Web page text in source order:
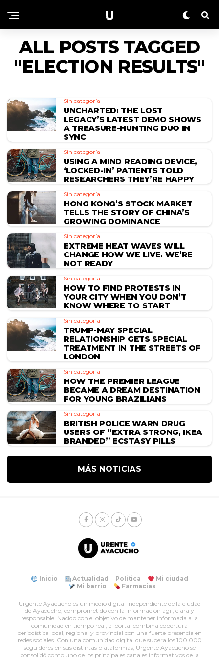
ALL POSTS TAGGED
"ELECTION RESULTS"
Sin categoría
UNCHARTED: THE LOST
LEGACY’S LATEST DEMO SHOWS
A TREASURE-HUNTING DUO IN
SYNC
Sin categoría
USING A MIND READING DEVICE,
‘LOCKED-IN’ PATIENTS TOLD
RESEARCHERS THEY’RE HAPPY
Sin categoría
HONG KONG’S STOCK MARKET
TELLS THE STORY OF CHINA’S
GROWING DOMINANCE
Sin categoría
EXTREME HEAT WAVES WILL
CHANGE HOW WE LIVE. WE’RE
NOT READY
Sin categoría
HOW TO FIND PROTESTS IN
YOUR CITY WHEN YOU DON’T
KNOW WHERE TO START
Sin categoría
TRUMP-MAY SPECIAL
RELATIONSHIP GETS SPECIAL
TREATMENT IN THE STREETS OF
LONDON
Sin categoría
HOW THE PREMIER LEAGUE
BECAME A DREAM DESTINATION
FOR YOUNG BRAZILIANS
Sin categoría
BRITISH POLICE WARN DRUG
USERS OF “EXTRA STRONG, IKEA
BRANDED” ECSTASY PILLS
MÁS NOTICIAS
Inicio Actualidad Politica
Mi ciudad
Mi barrio
Farmacias
Urgente Ayacucho es un medio digital independiente de la ciudad
de Ayacucho, comprometido con la información ágil, clara y
responsable. Nacido con el objetivo de mantener informada a la
comunidad en tiempo real, el portal combina cobertura
periodística local, regional y provincial con una fuerte presencia en
redes sociales. Con una comunidad digital que supera los 100.000
seguidores en sus distintas plataformas, Urgente Ayacucho se
consolidó como uno de los principales canales informativos de la